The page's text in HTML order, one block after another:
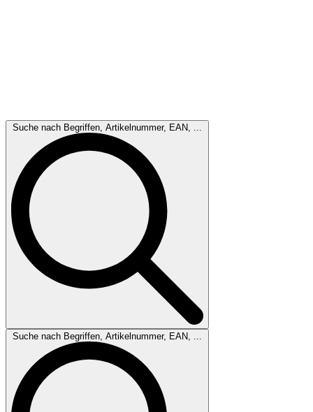
Suche nach Begriffen, Artikelnummer, EAN, ...
Suche nach Begriffen, Artikelnummer, EAN, ...